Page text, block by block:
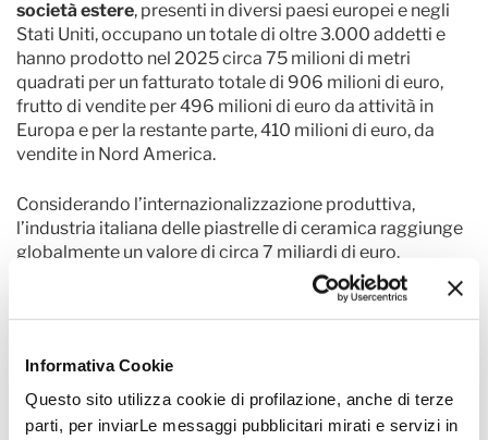
Informativa Cookie
Questo sito utilizza cookie di profilazione, anche di terze
parti, per inviarLe messaggi pubblicitari mirati e servizi in
società estere, presenti in diversi paesi europei e negli
Stati Uniti, occupano un totale di oltre 3.000 addetti e
hanno prodotto nel 2025 circa 75 milioni di metri
quadrati per un fatturato totale di 906 milioni di euro,
frutto di vendite per 496 milioni di euro da attività in
Europa e per la restante parte, 410 milioni di euro, da
vendite in Nord America.
Considerando l’internazionalizzazione produttiva,
l’industria italiana delle piastrelle di ceramica raggiunge
globalmente un valore di circa 7 miliardi di euro.